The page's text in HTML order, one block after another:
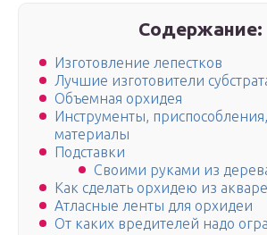
Содержание:
Изготовление лепестков
Лучшие изготовители
Объемная орхидея
Инструменты,
материалы
Подставки
Своими руками из
Как сделать орхидею из
Атласные ленты для орхидеи
От каких вредителей надо